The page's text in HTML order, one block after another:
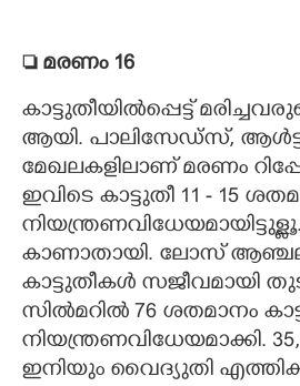
 മരണം 16
കാട്ടുതീയിൽപ്പെട്ട്
ആയി. പാലിസേഡ്സ്,​
മേഖലകളിലാണ് മരണം
ഇവിടെ കാട്ടുതീ 11 - 15
കാണാതായി. ലോസ്
കാട്ടുതീകൾ സജീവമായി
സിൽമറിൽ 76 ശതമാനം
നിയന്ത്രണവിധേയമാക്കി.
ഇനിയും വൈദ്യുതി